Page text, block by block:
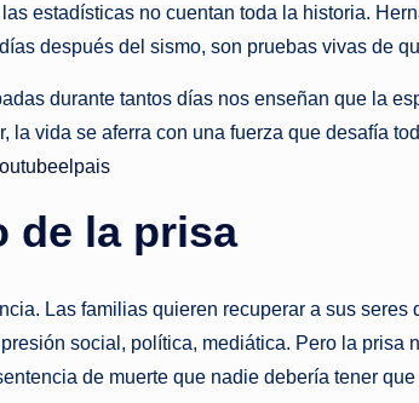
estadísticas no cuentan toda la historia.
después del sismo, son pruebas vivas de
durante tantos días nos enseñan que la
la vida se aferra con una fuerza que desafía
elpais
de la prisa
Las familias quieren recuperar a sus
social, política, mediática. Pero la prisa
de muerte que nadie debería tener que